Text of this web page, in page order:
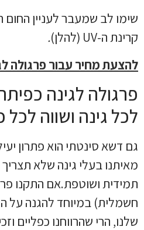
שימו לב שמעבר לעניין החום
קרינת ה-UV (להלן)
.
להצעת מחיר עבור פרגולה
פרגולה לגינה
לכל גינה ושווה לכל
גם דשא סינטתי הוא פתרון
מאיתנו בעלי גינה שלא
תמידית ושוטפת.אם התקנו
חשמלית) במיוחד להגנה על
שלנו, הרי שהרווחנו כפליים